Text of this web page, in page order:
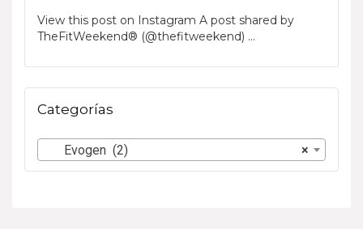
View this post on Instagram A post shared by
TheFitWeekend® (@thefitweekend) ...
Categorías
×
Evogen (2)